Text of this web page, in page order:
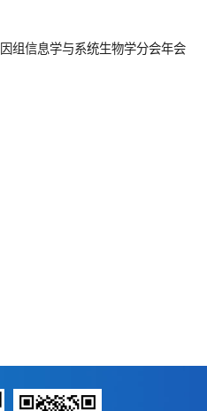
组信息学与系统生物学分会年会